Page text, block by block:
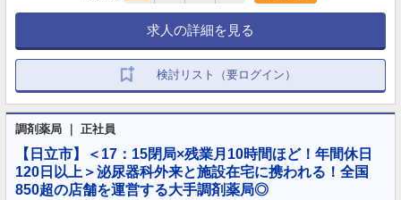
求人の詳細を見る
検討リスト（要ログイン）
調剤薬局 ｜ 正社員
【日立市】＜17：15閉局×残業月10時間ほど！年間休日
120日以上＞泌尿器科外来と施設在宅に携われる！全国
850超の店舗を運営する大手調剤薬局◎